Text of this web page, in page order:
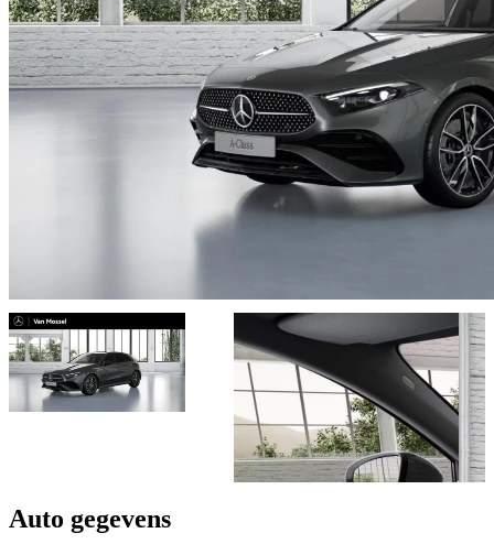
Auto gegevens